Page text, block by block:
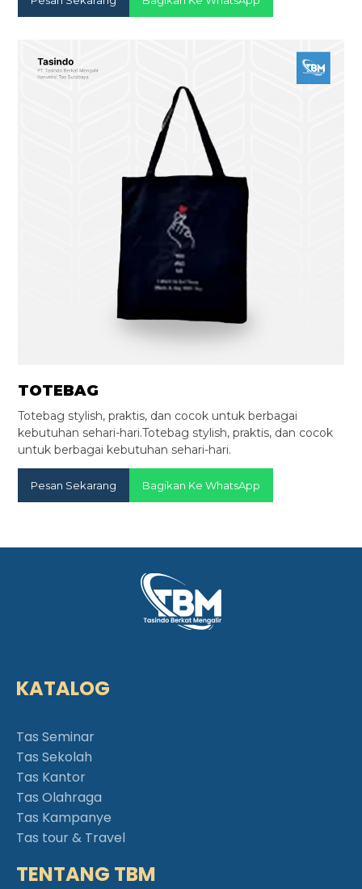
TOTEBAG
Totebag stylish, praktis, dan cocok untuk berbagai
kebutuhan sehari-hari.Totebag stylish, praktis, dan cocok
untuk berbagai kebutuhan sehari-hari.
Pesan Sekarang Bagikan Ke WhatsApp
KATALOG
Tas Seminar
Tas Sekolah
Tas Kantor
Tas Olahraga
Tas Kampanye
Tas tour & Travel
TENTANG TBM